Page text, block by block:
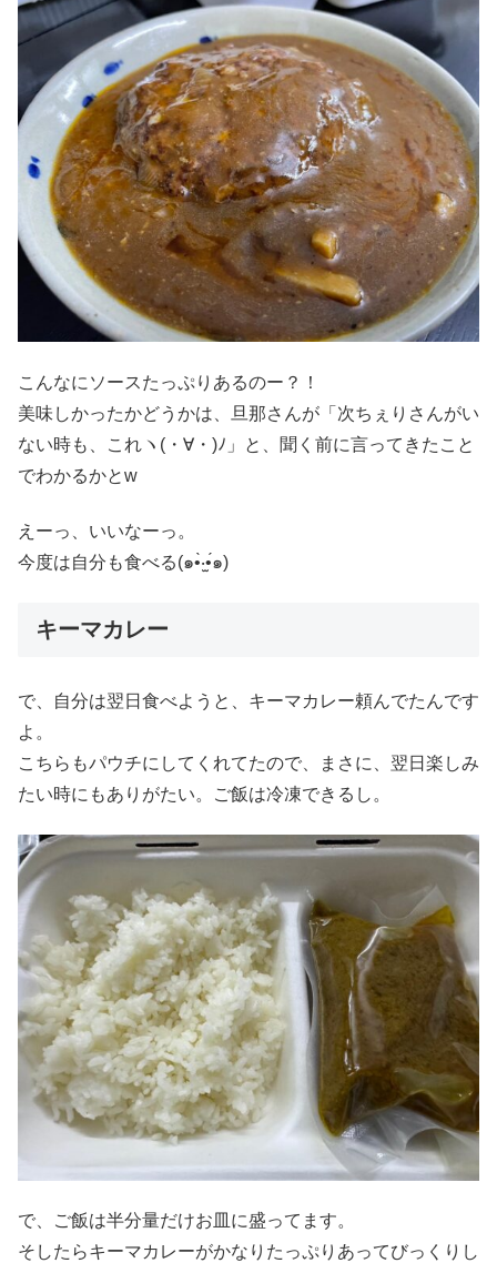
こんなにソースたっぷりあるのー？！
美味しかったかどうかは、旦那さんが「次ちぇりさんがい
ない時も、これヽ(・∀・)ﾉ」と、聞く前に言ってきたこと
でわかるかとw
えーっ、いいなーっ。
今度は自分も食べる(๑•̀‧̫•́๑)
キーマカレー
で、自分は翌日食べようと、キーマカレー頼んでたんです
よ。
こちらもパウチにしてくれてたので、まさに、翌日楽しみ
たい時にもありがたい。ご飯は冷凍できるし。
で、ご飯は半分量だけお皿に盛ってます。
そしたらキーマカレーがかなりたっぷりあってびっくりし